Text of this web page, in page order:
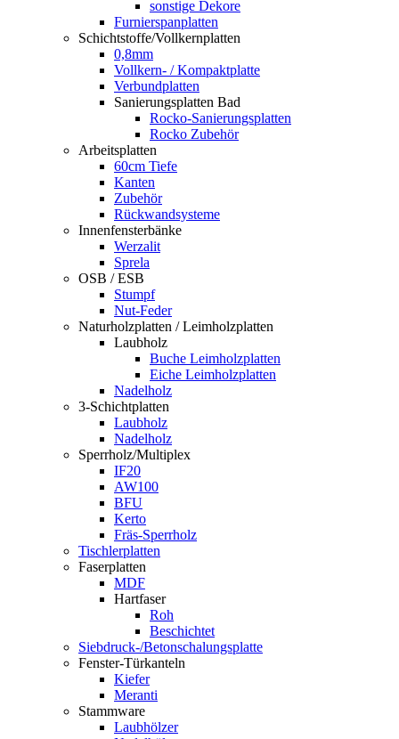
sonstige Dekore
Furnierspanplatten
Schichtstoffe/Vollkernplatten
0,8mm
Vollkern- / Kompaktplatte
Verbundplatten
Sanierungsplatten Bad
Rocko-Sanierungsplatten
Rocko Zubehör
Arbeitsplatten
60cm Tiefe
Kanten
Zubehör
Rückwandsysteme
Innenfensterbänke
Werzalit
Sprela
OSB / ESB
Stumpf
Nut-Feder
Naturholzplatten / Leimholzplatten
Laubholz
Buche Leimholzplatten
Eiche Leimholzplatten
Nadelholz
3-Schichtplatten
Laubholz
Nadelholz
Sperrholz/Multiplex
IF20
AW100
BFU
Kerto
Fräs-Sperrholz
Tischlerplatten
Faserplatten
MDF
Hartfaser
Roh
Beschichtet
Siebdruck-/Betonschalungsplatte
Fenster-Türkanteln
Kiefer
Meranti
Stammware
Laubhölzer